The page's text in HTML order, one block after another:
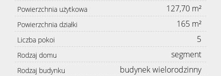
Powierzchnia użytkowa 127,70 m²
Powierzchnia działki 165 m²
Liczba pokoi 5
Rodzaj domu segment
Rodzaj budynku budynek wielorodzinny